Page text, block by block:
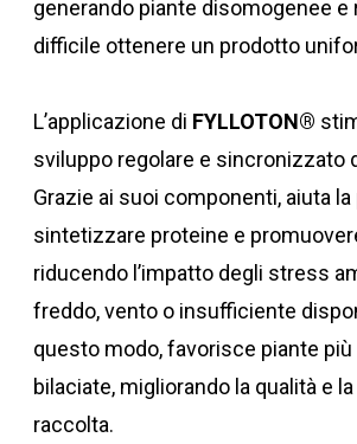
generando piante disomogenee e
difficile ottenere un prodotto
L’applicazione di FYLLOTON®
sviluppo regolare e sincronizzato
Grazie ai suoi componenti, aiuta la
sintetizzare proteine e
riducendo l’impatto degli stress
freddo, vento o insufficiente
questo modo, favorisce piante
bilaciate, migliorando la qualità e
raccolta.